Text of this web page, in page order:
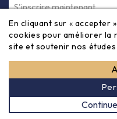
Inscrivez-vous à notre
de 80€ sur votre première
désinscrire à tout
dans les CGV du site.
En cliquant sur « accepter
cookies pour améliorer la
site et soutenir nos